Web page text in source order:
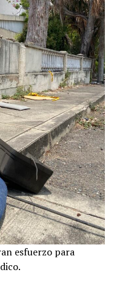
esfuerzo para